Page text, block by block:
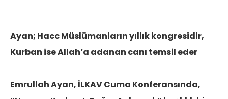
Ayan; Hacc Müslümanların yıllık kongresidir,
Kurban ise Allah’a adanan canı temsil eder
Emrullah Ayan, İLKAV Cuma Konferansında,